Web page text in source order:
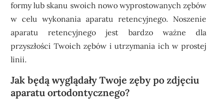
formy lub skanu swoich nowo wyprostowanych zębów
w celu wykonania aparatu retencyjnego. Noszenie
aparatu retencyjnego jest bardzo ważne dla
przyszłości Twoich zębów i utrzymania ich w prostej
linii.
Jak będą wyglądały Twoje zęby po zdjęciu
aparatu ortodontycznego?